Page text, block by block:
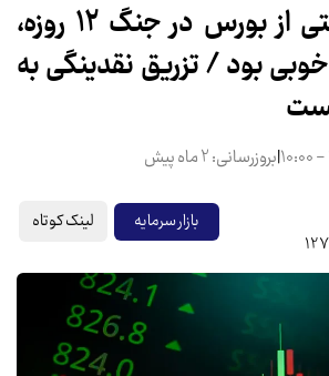
حمایت 60 همتی از بورس در جنگ 12 روزه،
بود / تزریق نقدینگی به
|بروزرسانی: 2 ماه پیش
بازار سرمایه لینک کوتاه